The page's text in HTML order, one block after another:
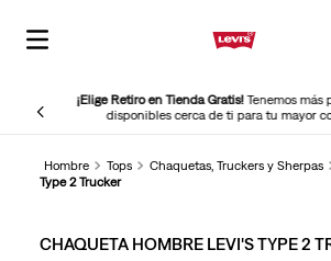
¡Elige Retiro en Tienda Gratis!Tenemos más
disponibles cerca de ti para tu mayor
Hombre Tops Chaquetas, Truckers y Sherpas
Type 2 Trucker
CHAQUETA HOMBRE LEVI'S TYPE 2